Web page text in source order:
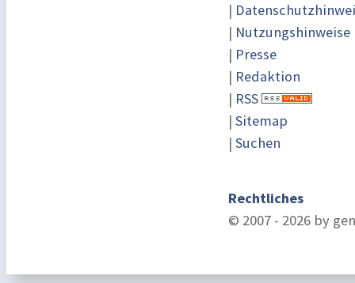
|
| Nutzungshinweise
| Presse
| Redaktion
| RSS
| Sitemap
| Suchen
Rechtliches
© 2007 - 2026 by